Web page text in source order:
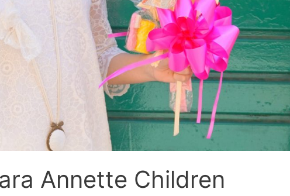
Annette Children